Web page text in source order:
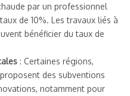
par un professionnel
de 10%. Les travaux liés à
bénéficier du taux de
: Certaines régions,
des subventions
notamment pour